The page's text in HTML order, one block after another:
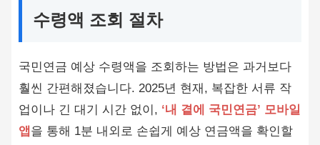
수령액 조회 절차
국민연금 예상 수령액을 조회하는 방법은 과거보다
훨씬 간편해졌습니다. 2025년 현재, 복잡한 서류 작
업이나 긴 대기 시간 없이, ‘내 곁에 국민연금’ 모바일
앱 을 통해 1분 내외로 손쉽게 예상 연금액을 확인할